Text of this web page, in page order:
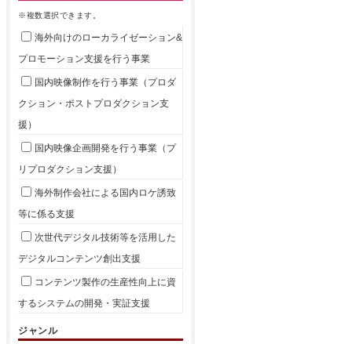
※複数選択できます。
海外向けのローカライゼーション&
プロモーション支援を行う事業
国内映像制作を行う事業（プロダ
クション・ポストプロダクション支
援）
国内映像企画開発を行う事業（プ
リプロダクション支援）
海外制作会社による国内ロケ誘致
等に係る支援
次世代デジタル技術等を活用した
デジタルコンテンツ創出支援
コンテンツ製作の生産性向上に資
するシステムの開発・実証支援
ジャンル